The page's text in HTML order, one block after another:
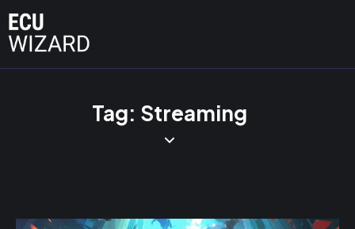
Tag: Streaming